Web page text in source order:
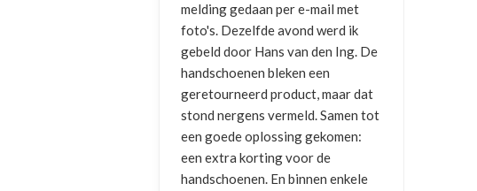
melding gedaan per e-mail met
foto's. Dezelfde avond werd ik
gebeld door Hans van den Ing. De
geretourneerd product, maar dat
stond nergens vermeld. Samen tot
een goede oplossing gekomen:
handschoenen. En binnen enkele